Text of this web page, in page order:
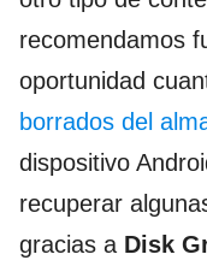
recomendamos
oportunidad
borrados del
dispositivo
recuperar
gracias a Disk